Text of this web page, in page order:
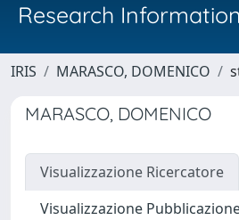
Research
IRIS MARASCO, DOMENICO
MARASCO, DOMENICO
Visualizzazione Ricercatore
Visualizzazione